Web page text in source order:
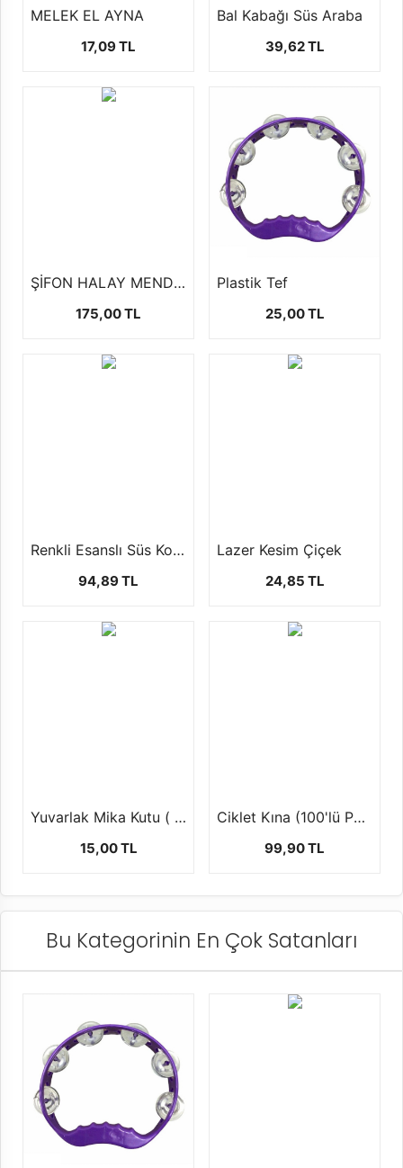
MELEK EL AYNA
17,09 TL
Bal Kabağı Süs Araba
39,62 TL
ŞİFON HALAY MENDİLİ (10 AD)
175,00 TL
Plastik Tef
25,00 TL
Renkli Esanslı Süs Kolanyası 1LT
94,89 TL
Lazer Kesim Çiçek
24,85 TL
Yuvarlak Mika Kutu ( şekerlik,mumluk ) 1 ad
15,00 TL
Ciklet Kına (100'lü Paket)
99,90 TL
Bu Kategorinin En Çok Satanları